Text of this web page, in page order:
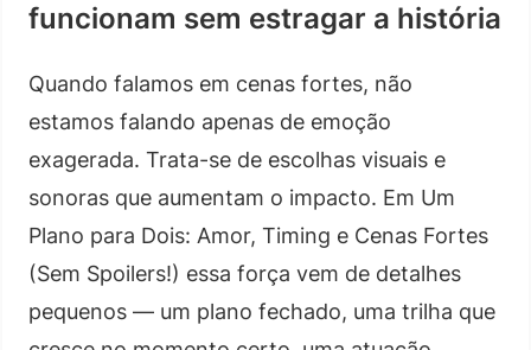
funcionam sem estragar a história
Quando falamos em cenas fortes, não
estamos falando apenas de emoção
exagerada. Trata-se de escolhas visuais e
sonoras que aumentam o impacto. Em Um
Plano para Dois: Amor, Timing e Cenas Fortes
(Sem Spoilers!) essa força vem de detalhes
pequenos — um plano fechado, uma trilha que